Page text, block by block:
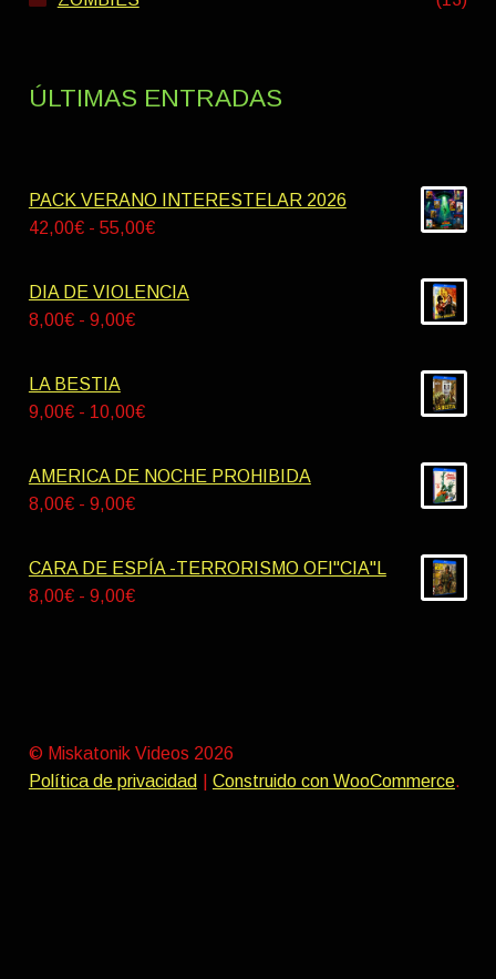
ÚLTIMAS ENTRADAS
PACK VERANO INTERESTELAR 2026
42,00€ - 55,00€Rango
precios:
DIA DE VIOLENCIA
8,00€ - 9,00€Rango
desde
9,00€
LA BESTIA
9,00€ - 10,00€Rango
precios:
10,00€
AMERICA DE NOCHE PROHIBIDA
8,00€ - 9,00€Rango
precios:
desde
CARA DE ESPÍA -TERRORISMO OFI"CIA"L
8,00€ - 9,00€Rango
9,00€
© Miskatonik Videos 2026
Política de privacidad
Construido con WooCommerce.